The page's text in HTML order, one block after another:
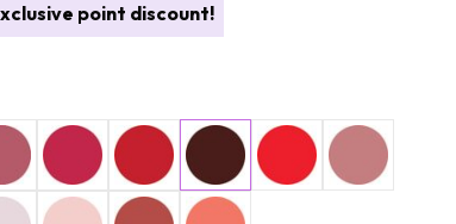
point discount!